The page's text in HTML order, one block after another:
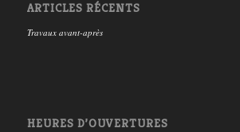
ARTICLES RÉCENTS
Travaux avant-après
HEURES D’OUVERTURES